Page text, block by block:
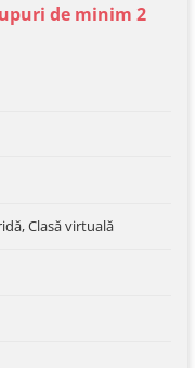
de minim 2
Clasă virtuală